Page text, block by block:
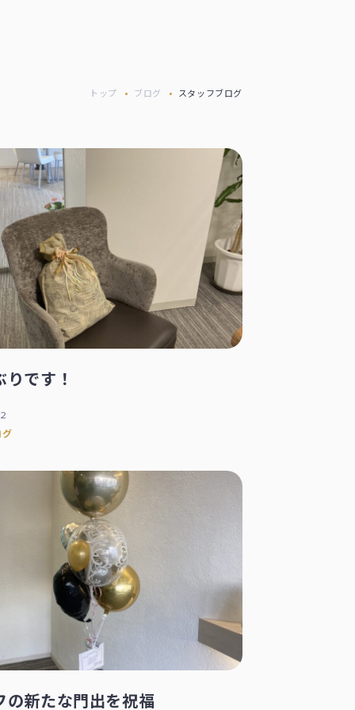
トップ ブログ スタッフブログ
です！
の新たな門出を祝福